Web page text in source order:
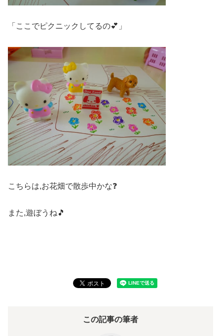
「ここでピクニックしてるの💕」
こちらは,お花畑で散歩中かな❓
また,遊ぼうね🎵
この記事の筆者